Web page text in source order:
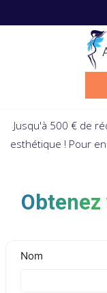
to
Jusqu'à 500 € de
esthétique ! Pour